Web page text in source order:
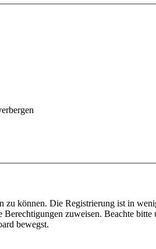
zu können. Die Registrierung ist in
zuweisen. Beachte
bewegst.